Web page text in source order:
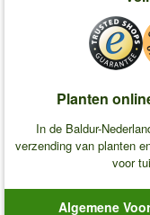
Planten
In de Baldur-
verzending van planten
voor
Algemene